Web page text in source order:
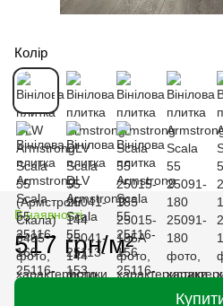
Колір
В наявності
517 грн/м²